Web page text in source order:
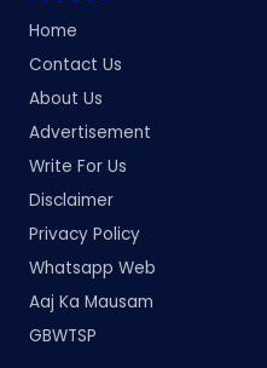
Home
Contact Us
About Us
Advertisement
Write For Us
Disclaimer
Privacy Policy
Whatsapp Web
Aaj Ka Mausam
GBWTSP